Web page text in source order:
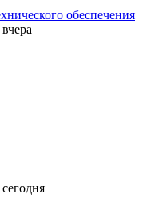
обеспечения
вчера
сегодня